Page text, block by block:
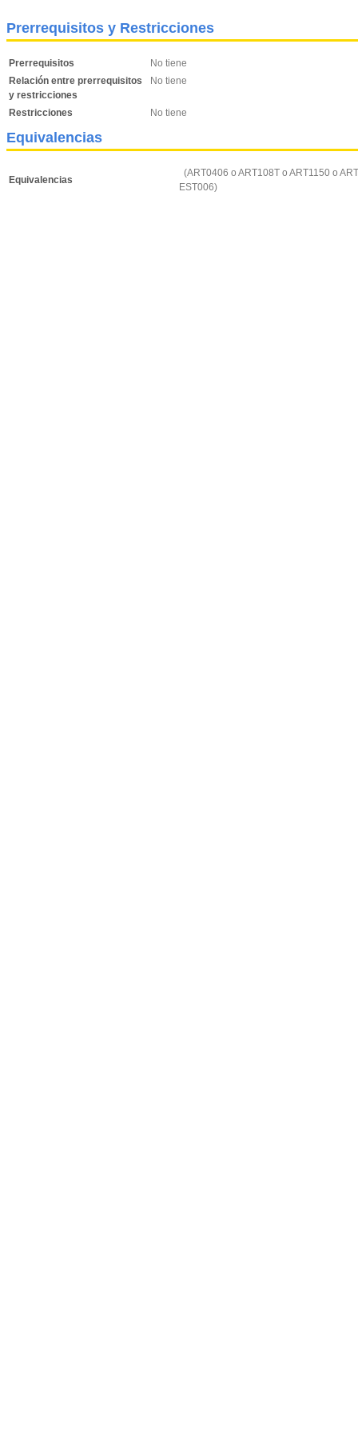
Prerrequisitos y Restricciones
Prerrequisitos
No tiene
Relación entre prerrequisitos
y restricciones
No tiene
Restricciones No tiene
Equivalencias
Equivalencias
(ART0406 o ART108T o ART1150 o
EST006)